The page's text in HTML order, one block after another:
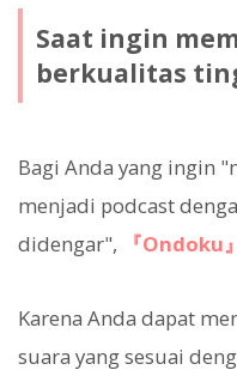
Saat ingin
berkualitas
Bagi Anda yang ingin
menjadi podcast
didengar",
『Ondoku』
Karena Anda dapat
suara yang sesuai